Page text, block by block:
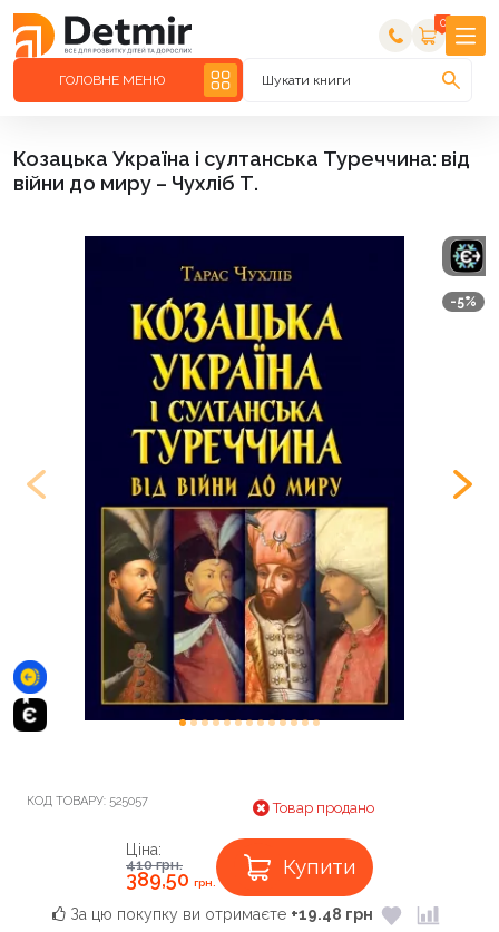
0
ГОЛОВНЕ МЕНЮ Шукати книги
Козацька Україна і султанська Туреччина: від
війни до миру – Чухліб Т.
-5%
КОД ТОВАРУ: 525057 Товар продано
Ціна:
410грн.
389,50 грн.
Купити
За цю покупку ви отримаєте +19.48 грн